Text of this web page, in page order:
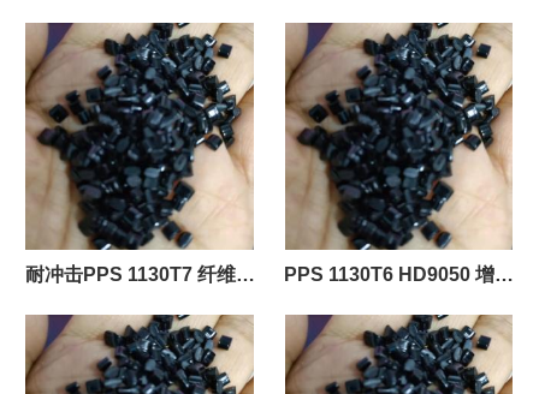
额定火焰 高强度 聚苯硫醚
#|PPS
定火焰 高强度
耐冲击PPS 1130T7 纤维增
强材料抗撞击性
PPS 1130T6 HD9050 增强
级工程塑料原料